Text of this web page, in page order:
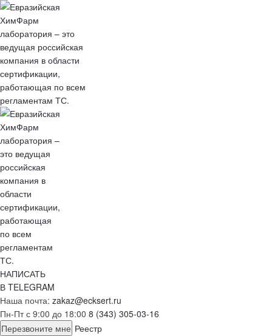
НАПИСАТЬ
В TELEGRAM
Наша почта: zakaz@ecksert.ru
Пн-Пт с 9:00 до 18:00 8 (343) 305-03-16
Перезвоните мне Реестр